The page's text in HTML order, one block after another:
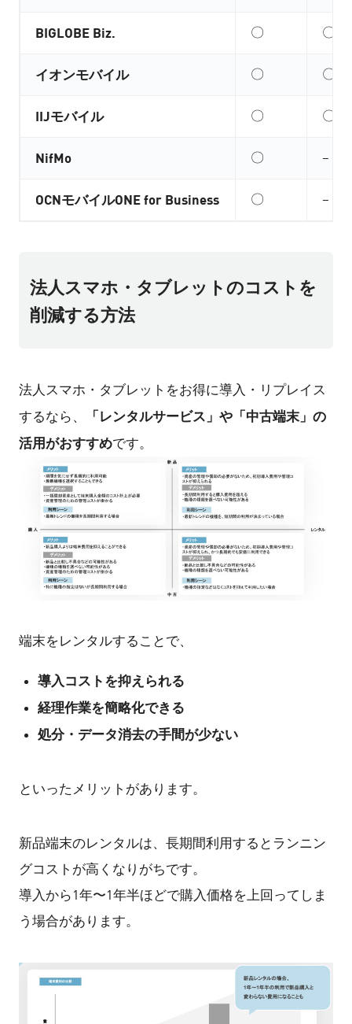
BIGLOBE Biz. 〇 〇
イオンモバイル 〇 〇
IIJモバイル 〇 〇
NifMo 〇 –
OCNモバイルONE for Business 〇 –
法人スマホ・タブレットのコストを
削減する方法
法人スマホ・タブレットをお得に導入・リプレイス
するなら、
「レンタルサービス」や「中古端末」の
活用がおすすめです。
端末をレンタルすることで、
導入コストを抑えられる
経理作業を簡略化できる
処分・データ消去の手間が少ない
といったメリットがあります。
新品端末のレンタルは、長期間利用するとランニン
グコストが高くなりがちです。
導入から1年〜1年半ほどで購入価格を上回ってしま
う場合があります。